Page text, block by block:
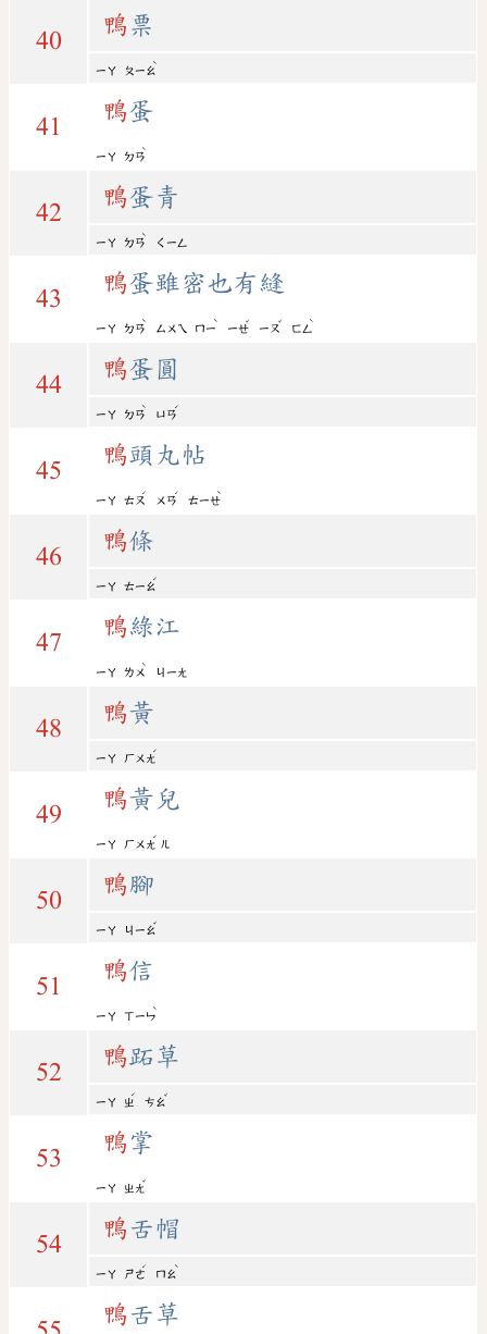
40
鴨 票
ㄧㄚ ㄆㄧㄠ
ˋ
41
鴨蛋
ㄧㄚ ㄉㄢ
ˋ
42
鴨蛋青
ㄧㄚ ㄉㄢ
ˋ
ㄑㄧㄥ
43
鴨蛋雖密也有縫
ㄧㄚ ㄉㄢ
ˋ
ㄙㄨㄟ ㄇㄧ
ˋ
ㄧㄝ
ˇ
ㄧㄡ
ˇ
ㄈㄥ
ˋ
44
鴨蛋圓
ㄧㄚ ㄉㄢ
ˋ
ㄩㄢ
ˊ
45
鴨頭丸帖
ㄧㄚ ㄊㄡ
ˊ
ㄨㄢ
ˊ
ㄊㄧㄝ
ˋ
46
鴨條
ㄧㄚ ㄊㄧㄠ
ˊ
47
鴨綠江
ㄧㄚ ㄌㄨ
ˋ
ㄐㄧㄤ
48
鴨黃
ㄧㄚ ㄏㄨㄤ
ˊ
49
鴨黃兒
ㄧㄚ ㄏㄨㄤ
ˊ
ㄦ
50
鴨腳
ㄧㄚ ㄐㄧㄠ
ˇ
51
鴨信
ㄧㄚ ㄒㄧㄣ
ˋ
52
鴨跖草
ㄧㄚ ㄓ
ˊ
ㄘㄠ
ˇ
53
鴨 掌
ㄧㄚ ㄓㄤ
ˇ
54
鴨 舌帽
ㄧㄚ ㄕㄜ
ˊ
ㄇㄠ
ˋ
鴨 舌草